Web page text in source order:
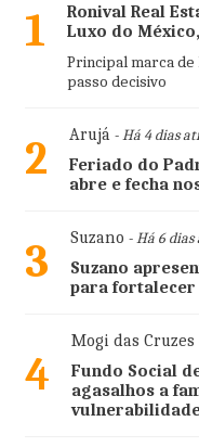
1
Ronival Real
Luxo do
Principal marca de
passo decisivo
2 Arujá- Há 4 dias
Feriado do
abre e fecha
3 Suzano - Há 6 dias
Suzano
para
4
Mogi das Cruzes
Fundo Social
agasalhos a